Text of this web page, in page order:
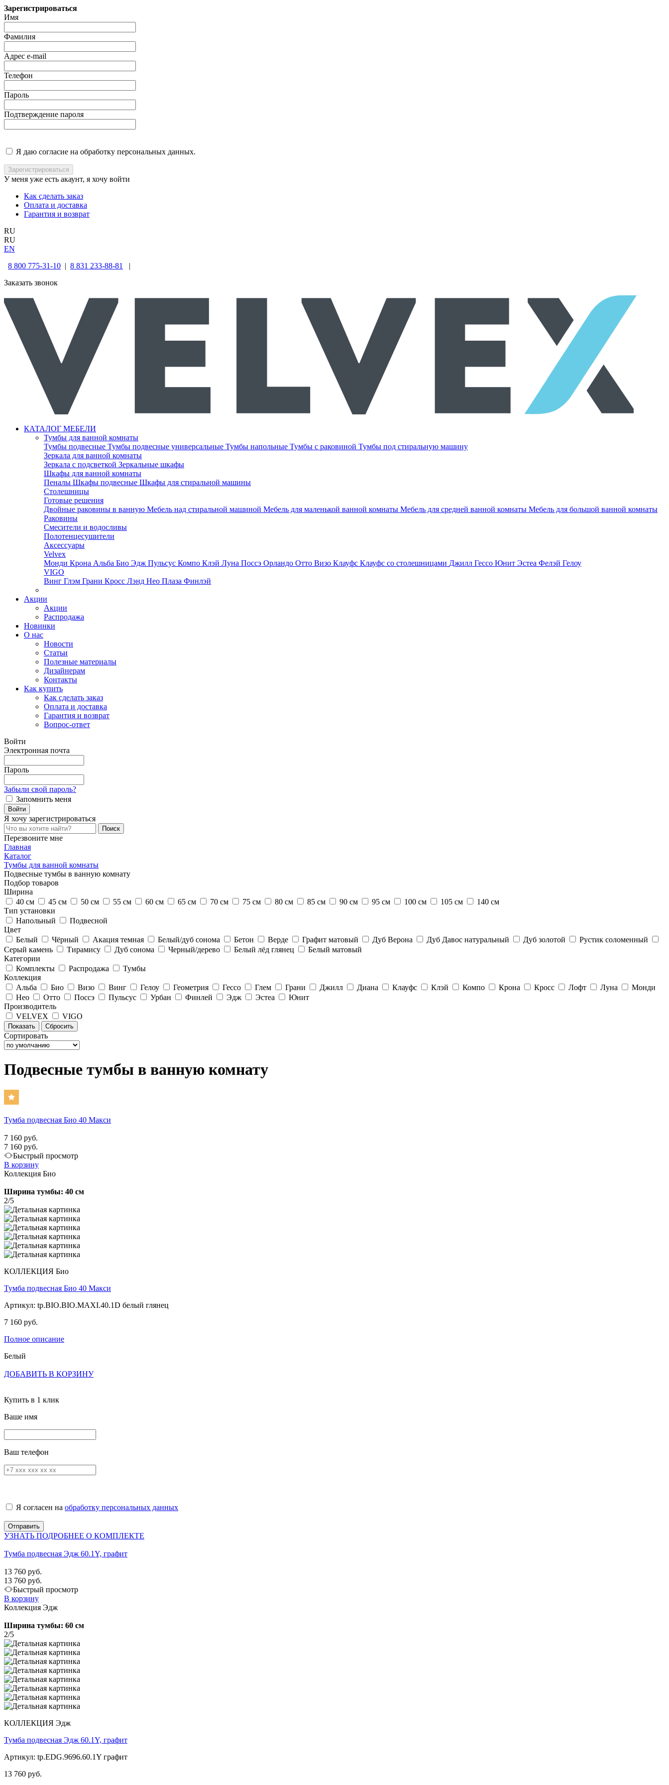
Зарегистрироваться
Имя
Фамилия
Адрес e-mail
Телефон
Пароль
Подтверждение пароля
Я даю согласие на обработку персональных данных.
У меня уже есть акаунт, я хочу войти
Как сделать заказ
Оплата и доставка
Гарантия и возврат
RU
RU
EN
8 800 775-31-10 | 8 831 233-88-81
|
Заказать звонок
КАТАЛОГ МЕБЕЛИ
Тумбы для ванной комнаты
Тумбы подвесные Тумбы подвесные универсальные Тумбы напольные Тумбы с раковиной Тумбы под стиральную машину
Зеркала для ванной комнаты
Зеркала с подсветкой Зеркальные шкафы
Шкафы для ванной комнаты
Пеналы Шкафы подвесные Шкафы для стиральной машины
Столешницы
Готовые решения
Двойные раковины в ванную Мебель над стиральной машиной Мебель для маленькой ванной комнаты Мебель для средней ванной комнаты Мебель для большой ванной комнаты
Раковины
Смесители и водосливы
Полотенцесушители
Аксессуары
Velvex
Монди Крона Альба Био Эдж Пульсус Компо Клэй Луна Поссэ Орландо Отто Визо Клауфс Клауфс со столешницами Джилл Гессо Юнит Эстеа Фелэй Гелоу
VIGO
Винг Глэм Грани Кросс Лэнд Нео Плаза Финлэй
Акции
Акции
Распродажа
Новинки
О нас
Новости
Статьи
Полезные материалы
Дизайнерам
Контакты
Как купить
Как сделать заказ
Оплата и доставка
Гарантия и возврат
Вопрос-ответ
Войти
Электронная почта
Пароль
Забыли свой пароль?
Запомнить меня
Я хочу зарегистрироваться
Перезвоните мне
Главная
Каталог
Тумбы для ванной комнаты
Подвесные тумбы в ванную комнату
Подбор товаров
Ширина
40 см
45 см 50 см 55 см 60 см 65 см 70 см 75 см 80 см 85 см 90 см 95 см 100 см 105 см
140 см
Тип установки
Напольный
Подвесной
Цвет
Белый
Чёрный Акация темная Белый/дуб сонома Бетон Верде Графит матовый Дуб Верона Дуб Давос натуральный Дуб золотой
Рустик соломенный
Серый камень
Тирамису Дуб сонома Черный/дерево Белый лёд глянец
Белый матовый
Категории
Комплекты
Распродажа
Тумбы
Коллекция
Альба
Био Визо Винг Гелоу Геометрия Гессо Глем Грани Джилл Диана Клауфс Клэй Компо Крона Кросс Лофт Луна
Монди
Нео
Отто Поссэ Пульсус Урбан Финлей Эдж Эстеа
Юнит
Производитель
VELVEX
VIGO
Сортировать
Подвесные тумбы в ванную комнату
Тумба подвесная Био 40 Макси
7 160 руб.
7 160 руб.
Быстрый просмотр
В корзину
Коллекция Био
Ширина тумбы: 40 см
2/5
КОЛЛЕКЦИЯ Био
Тумба подвесная Био 40 Макси
Артикул: tp.BIO.BIO.MAXI.40.1D белый глянец
7 160 руб.
Полное описание
Белый
ДОБАВИТЬ В КОРЗИНУ
Купить в 1 клик
Ваше имя
Ваш телефон
Я согласен на обработку персональных данных
УЗНАТЬ ПОДРОБНЕЕ О КОМПЛЕКТЕ
Тумба подвесная Эдж 60.1Y, графит
13 760 руб.
13 760 руб.
Быстрый просмотр
В корзину
Коллекция Эдж
Ширина тумбы: 60 см
2/5
КОЛЛЕКЦИЯ Эдж
Тумба подвесная Эдж 60.1Y, графит
Артикул: tp.EDG.9696.60.1Y графит
13 760 руб.